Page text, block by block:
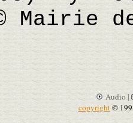
Mairie
Audio |
copyright©